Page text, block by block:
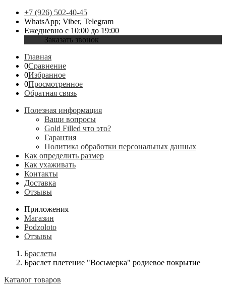
+7 (926) 502-40-45
WhatsApp; Viber, Telegram
Ежедневно с 10:00 до 19:00
Заказать звонок
Главная
0Сравнение
0Избранное
0Просмотренное
Обратная связь
Полезная информация
Ваши вопросы
Gold Filled что это?
Гарантия
Политика обработки персональных данных
Как определить размер
Как ухаживать
Контакты
Доставка
Отзывы
Приложения
Магазин
Podzoloto
Отзывы
Браслеты
Браслет плетение "Восьмерка" родиевое покрытие
Каталог товаров